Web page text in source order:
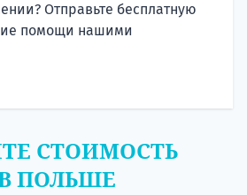
Отправьте бесплатную
помощи нашими
СТОИМОСТЬ
ПОЛЬШЕ